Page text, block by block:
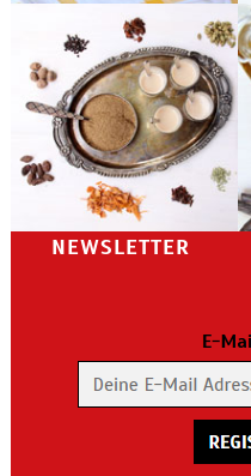
NEWSLETTER